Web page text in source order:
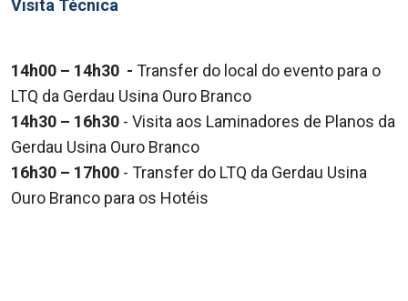
Visita Técnica
14h00 – 14h30 - Transfer do local do evento para o
LTQ da Gerdau Usina Ouro Branco
14h30 – 16h30 - Visita aos Laminadores de Planos da
Gerdau Usina Ouro Branco
16h30 – 17h00 - Transfer do LTQ da Gerdau Usina
Ouro Branco para os Hotéis